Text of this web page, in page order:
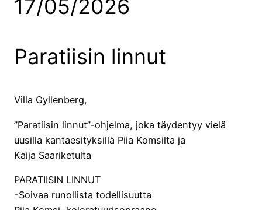
17/05/2026
Paratiisin linnut
Villa Gyllenberg,
”Paratiisin linnut”-ohjelma, joka täydentyy vielä
uusilla kantaesityksillä Piia Komsilta ja
Kaija Saariketulta
PARATIISIN LINNUT
-Soivaa runollista todellisuutta